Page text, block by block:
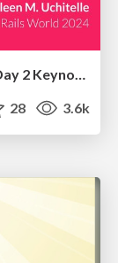
The Myth of the Modular Monolith - Day 2 Keynote - Rails World 2024
28 3.6k